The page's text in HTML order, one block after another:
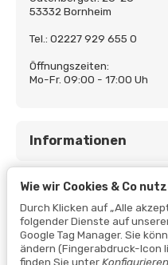
53332 Bornheim
Tel.: 02227 929 655 0
Öffnungszeiten:
Mo-Fr. 09:00 - 17:00 Uh
Informationen
Gesetzliche
Wie wir Cookies & Co
Durch Klicken auf „Alle
folgender Dienste auf
Google Tag Manager. Sie
ändern (Fingerabdruck-Icon
finden Sie unterKonfigurieren